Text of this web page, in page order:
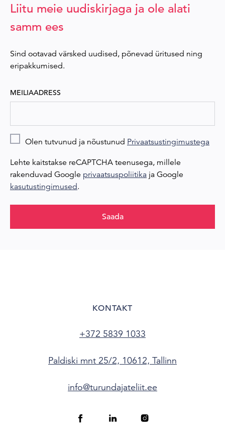
Liitu meie uudiskirjaga ja ole alati
samm ees
Sind ootavad värsked uudised, põnevad üritused ning
eripakkumised.
MEILIAADRESS
Olen tutvunud ja nõustunud Privaatsustingimustega
Lehte kaitstakse reCAPTCHA teenusega, millele
rakenduvad Google privaatsuspoliitika ja Google
kasutustingimused.
Saada
KONTAKT
+372 5839 1033
Paldiski mnt 25/2, 10612, Tallinn
info@turundajateliit.ee